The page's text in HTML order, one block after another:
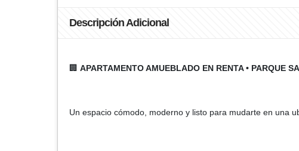
Descripción Adicional
🏢 APARTAMENTO AMUEBLADO EN RENTA • PARQUE
Un espacio cómodo, moderno y listo para mudarte en una